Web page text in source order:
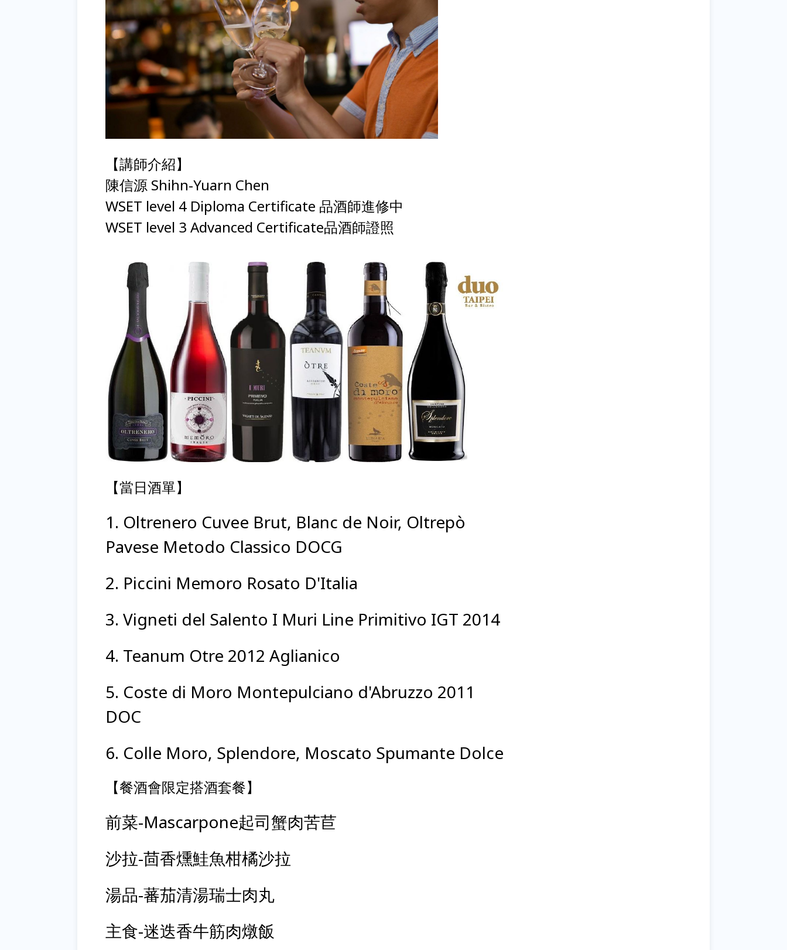
【講師介紹】
陳信源 Shihn-Yuarn Chen
WSET level 4 Diploma Certificate 品酒師進修中
WSET level 3 Advanced Certificate品酒師證照
【當日酒單】
1. Oltrenero Cuvee Brut, Blanc de Noir, Oltrepò
Pavese Metodo Classico DOCG
2. Piccini Memoro Rosato D'Italia
3. Vigneti del Salento I Muri Line Primitivo IGT 2014
4. Teanum Otre 2012 Aglianico
5. Coste di Moro Montepulciano d'Abruzzo 2011
DOC
6. Colle Moro, Splendore, Moscato Spumante Dolce
【餐酒會限定搭酒套餐】
前菜-Mascarpone起司蟹肉苦苣
沙拉-茴香燻鮭魚柑橘沙拉
湯品-蕃茄清湯瑞士肉丸
主食-迷迭香牛筋肉燉飯